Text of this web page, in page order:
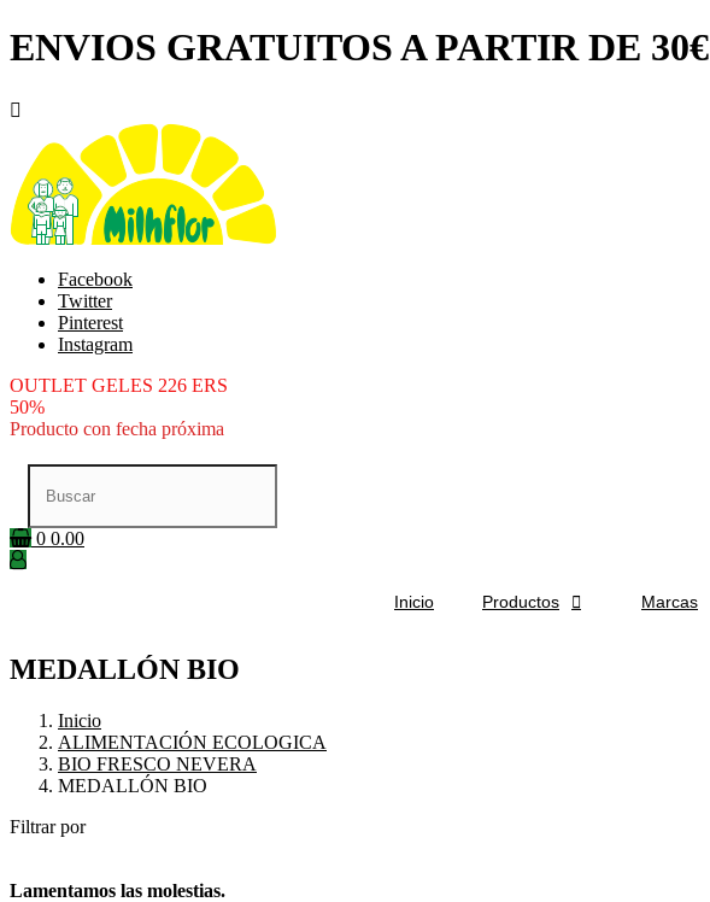
ENVIOS GRATUITOS A PARTIR DE 30€

Facebook
Twitter
Pinterest
Instagram
OUTLET GELES 226 ERS
50%
Producto con fecha próxima
0 0.00
Inicio Productos  Marcas
MEDALLÓN BIO
Inicio
ALIMENTACIÓN ECOLOGICA
BIO FRESCO NEVERA
MEDALLÓN BIO
Filtrar por
Lamentamos las molestias.